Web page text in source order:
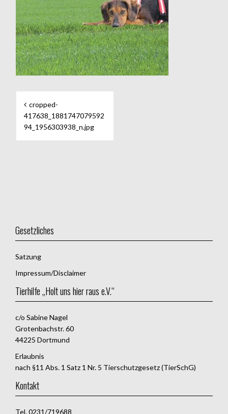
Beitragsnavigation
cropped-
417638_1881747079592
94_1956303938_n.jpg
Gesetzliches
Satzung
Impressum/Disclaimer
Tierhilfe „Holt uns hier raus e.V.“
c/o Sabine Nagel
Grotenbachstr. 60
44225 Dortmund
Erlaubnis
nach §11 Abs. 1 Satz 1 Nr. 5 Tierschutzgesetz (TierSchG)
Kontakt
Tel. 0231/719688